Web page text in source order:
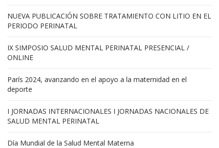
NUEVA PUBLICACIÓN SOBRE TRATAMIENTO CON LITIO EN EL
PERIODO PERINATAL
IX SIMPOSIO SALUD MENTAL PERINATAL PRESENCIAL /
ONLINE
París 2024, avanzando en el apoyo a la maternidad en el
deporte
I JORNADAS INTERNACIONALES I JORNADAS NACIONALES DE
SALUD MENTAL PERINATAL
Día Mundial de la Salud Mental Materna